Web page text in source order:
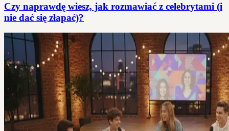
Czy naprawdę wiesz, jak rozmawiać z celebrytami (i
nie dać się złapać)?